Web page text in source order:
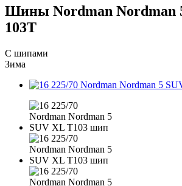
Шины Nordman Nordman
103T
С шипами
Зима